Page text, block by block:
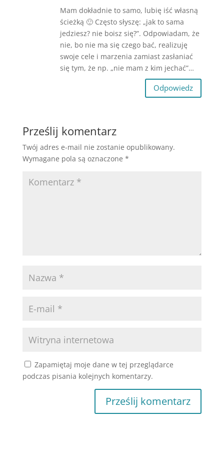
Mam dokładnie to samo, lubię iść własną
ścieżką 🙂 Często słyszę: „jak to sama
jedziesz? nie boisz się?”. Odpowiadam, że
nie, bo nie ma się czego bać, realizuję
swoje cele i marzenia zamiast zasłaniać
się tym, że np. „nie mam z kim jechać”…
Odpowiedz
Prześlij komentarz
Twój adres e-mail nie zostanie opublikowany.
Wymagane pola są oznaczone *
Zapamiętaj moje dane w tej przeglądarce
podczas pisania kolejnych komentarzy.